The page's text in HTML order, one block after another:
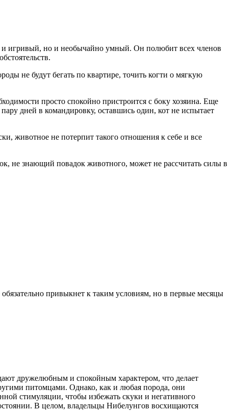
и игривый, но и необычайно умный. Он полюбит всех членов
не будут бегать по квартире, точить когти о мягкую
просто спокойно пристроится с боку хозяина. Еще
дней в командировку, оставшись один, кот не испытает
животное не потерпит такого отношения к себе и все
не знающий повадок животного, может не рассчитать силы в
привыкнет к таким условиям, но в первые месяцы
дружелюбным и спокойным характером, что делает
питомцами. Однако, как и любая порода, они
стимуляции, чтобы избежать скуки и негативного
В целом, владельцы Нибелунгов восхищаются